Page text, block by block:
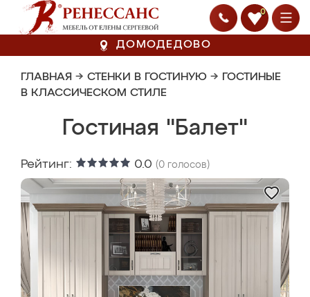
0
ДОМОДЕДОВО
ГЛАВНАЯ → СТЕНКИ В ГОСТИНУЮ → ГОСТИНЫЕ
В КЛАССИЧЕСКОМ СТИЛЕ
Гостиная "Балет"
Рейтинг: 0.0 (0 голосов)